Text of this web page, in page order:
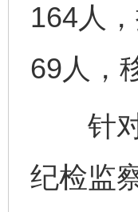
164人
69人，
针对
纪检监